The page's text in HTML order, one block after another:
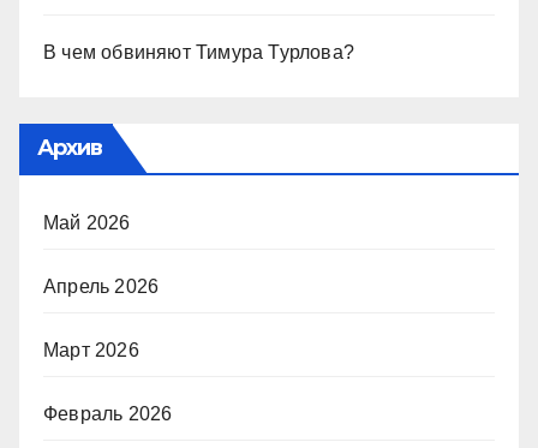
В чем обвиняют Тимура Турлова?
Архив
Май 2026
Апрель 2026
Март 2026
Февраль 2026